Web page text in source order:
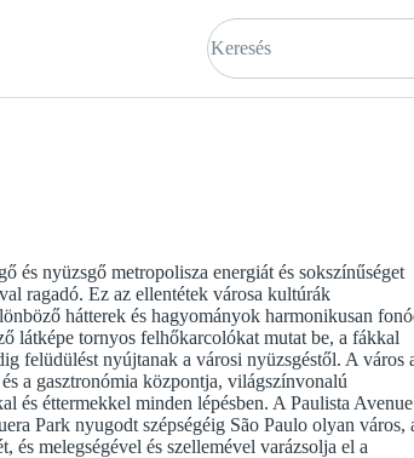
és nyüzsgő metropolisza energiát és sokszínűséget
ragadó. Ez az ellentétek városa kultúrák
hátterek és hagyományok harmonikusan
látképe tornyos felhőkarcolókat mutat be, a fákkal
felüdülést nyújtanak a városi nyüzsgéstől. A város
a gasztronómia központja, világszínvonalú
és éttermekkel minden lépésben. A Paulista Avenue
Park nyugodt szépségéig São Paulo olyan város,
és melegségével és szellemével varázsolja el a